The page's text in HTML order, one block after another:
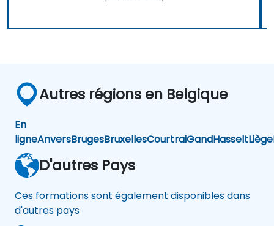
Autres régions en Belgique
En
ligneAnversBrugesBruxellesCourtraiGandHasseltLiège
D'autres Pays
Ces formations sont également disponibles dans
d'autres pays